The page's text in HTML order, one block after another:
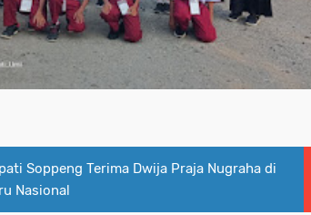
Soppeng Terima Dwija Praja Nugraha di
Nasional